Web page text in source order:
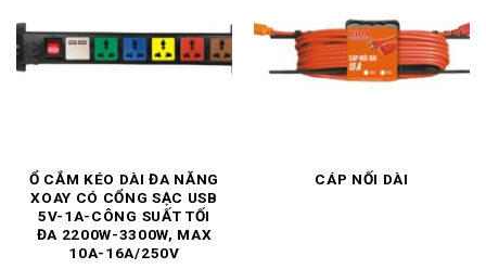
Ổ CẮM KÉO DÀI ĐA NĂNG
XOAY CÓ CỔNG SẠC USB
5V-1A-CÔNG SUẤT TỐI
ĐA 2200W-3300W, MAX
10A-16A/250V
CÁP NỐI DÀI